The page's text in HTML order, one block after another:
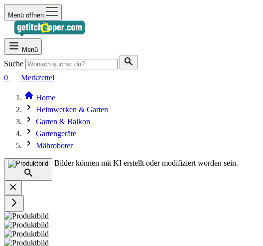
Menü öffnen
Menü
Suche
0
Merkzettel
Home
Heimwerken & Garten
Garten & Balkon
Gartengeräte
Mähroboter
Bilder können mit KI erstellt oder modifiziert worden sein.